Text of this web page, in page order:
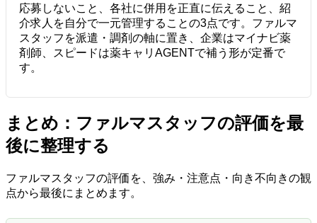
応募しないこと、各社に併用を正直に伝えること、紹
介求人を自分で一元管理することの3点です。ファルマ
スタッフを派遣・調剤の軸に置き、企業はマイナビ薬
剤師、スピードは薬キャリAGENTで補う形が定番で
す。
まとめ：ファルマスタッフの評価を最
後に整理する
ファルマスタッフの評価を、強み・注意点・向き不向きの観
点から最後にまとめます。